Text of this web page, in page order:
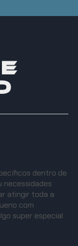
dentro de
necessidades
atingir toda a
com
super especial